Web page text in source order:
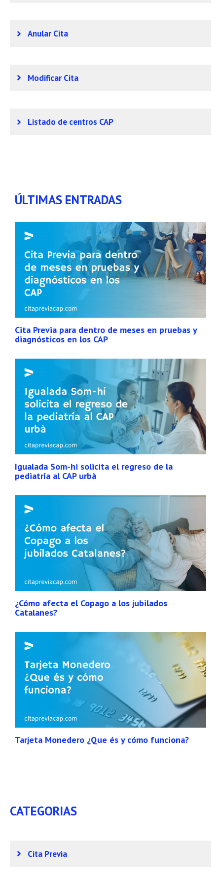
Anular Cita
Modificar Cita
Listado de centros CAP
ÚLTIMAS ENTRADAS
Cita Previa para dentro de meses en pruebas y
diagnósticos en los CAP
Igualada Som-hi solicita el regreso de la
pediatría al CAP urbà
¿Cómo afecta el Copago a los jubilados
Catalanes?
Tarjeta Monedero ¿Que és y cómo funciona?
CATEGORIAS
Cita Previa